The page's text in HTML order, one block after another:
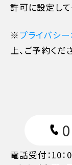
許可に設定して
※プライバシ
上、ご予約くだ
電話受付：10